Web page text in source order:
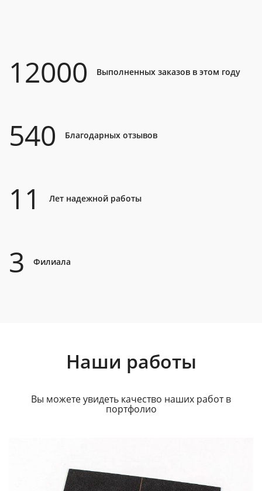
12000 Выполненных заказов в этом году
540 Благодарных отзывов
11 Лет надежной работы
3 Филиала
Наши работы
Вы можете увидеть качество наших работ в
портфолио